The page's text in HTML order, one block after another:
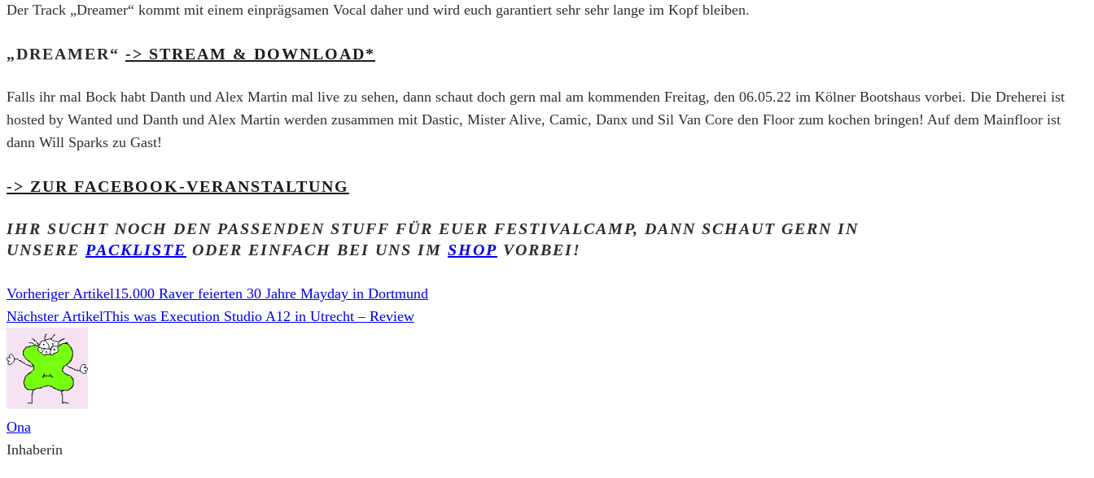
Der Track „Dreamer“ kommt mit einem einprägsamen Vocal daher und wird euch garantiert sehr sehr lange im Kopf bleiben.
„DREAMER“ -> STREAM & DOWNLOAD*
Falls ihr mal Bock habt Danth und Alex Martin mal live zu sehen, dann schaut doch gern mal am kommenden Freitag, den 06.05.22 im Kölner Bootshaus vorbei. Die Dreherei ist
hosted by Wanted und Danth und Alex Martin werden zusammen mit Dastic, Mister Alive, Camic, Danx und Sil Van Core den Floor zum kochen bringen! Auf dem Mainfloor ist
dann Will Sparks zu Gast!
-> ZUR FACEBOOK-VERANSTALTUNG
IHR SUCHT NOCH DEN PASSENDEN STUFF FÜR EUER FESTIVALCAMP, DANN SCHAUT GERN IN
UNSERE PACKLISTE ODER EINFACH BEI UNS IM SHOP VORBEI!
Vorheriger Artikel15.000 Raver feierten 30 Jahre Mayday in Dortmund
Nächster ArtikelThis was Execution Studio A12 in Utrecht – Review
Ona
Inhaberin